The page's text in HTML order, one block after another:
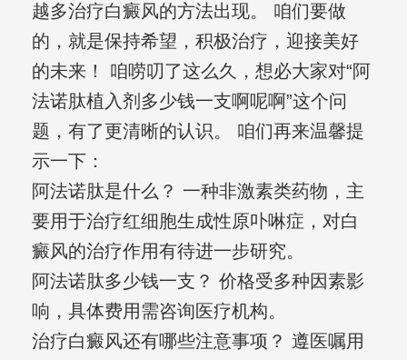
越多治疗白癜风的方法出现。 咱们要做
的，就是保持希望，积极治疗，迎接美好
的未来！ 咱唠叨了这么久，想必大家对“阿
法诺肽植入剂多少钱一支啊呢啊”这个问
题，有了更清晰的认识。 咱们再来温馨提
示一下：
阿法诺肽是什么？ 一种非激素类药物，主
要用于治疗红细胞生成性原卟啉症，对白
癜风的治疗作用有待进一步研究。
阿法诺肽多少钱一支？ 价格受多种因素影
响，具体费用需咨询医疗机构。
治疗白癜风还有哪些注意事项？ 遵医嘱用